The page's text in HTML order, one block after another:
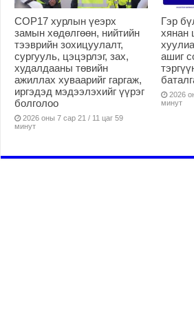
COP17 хурлын үеэрх
замын хөдөлгөөн, нийтийн
тээврийн зохицуулалт,
сургууль, цэцэрлэг, зах,
худалдааны төвийн
ажиллах хуваарийг гаргаж,
иргэдэд мэдээлэхийг үүрэг
болголоо
2026 оны 7 сар 21 / 11 цаг 59
минут
Гэр
хянан
ашиг
2026
минут